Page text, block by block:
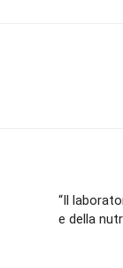
“Il
e della